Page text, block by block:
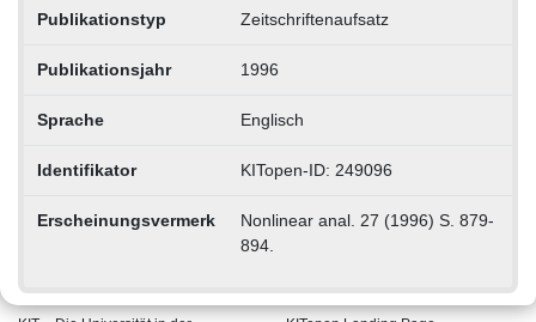
Publikationstyp Zeitschriftenaufsatz
Publikationsjahr 1996
Sprache Englisch
Identifikator KITopen-ID: 249096
Erscheinungsvermerk
Nonlinear anal. 27 (1996) S. 879-
894.